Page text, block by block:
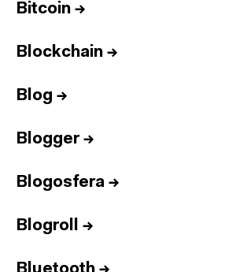
Bitcoin →
Blockchain →
Blog →
Blogger→
Blogosfera →
Blogroll →